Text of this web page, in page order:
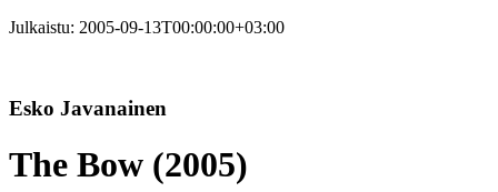
Julkaistu: 2005-09-13T00:00:00+03:00
Esko Javanainen
The Bow (2005)